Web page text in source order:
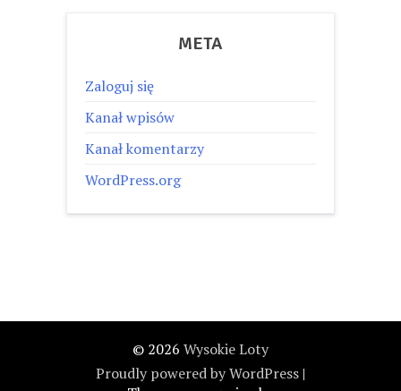
META
Zaloguj się
Kanał wpisów
Kanał komentarzy
WordPress.org
© 2026 Wysokie Loty
Proudly powered by WordPress |